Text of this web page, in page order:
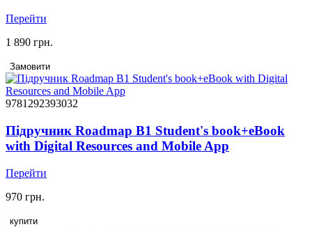
Перейти
1 890 грн.
Замовити
9781292393032
Підручник Roadmap B1 Student's book+eBook
with Digital Resources and Mobile App
Перейти
970 грн.
купити